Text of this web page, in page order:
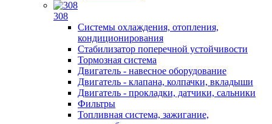
308
Системы охлаждения, отопления,
кондиционирования
Стабилизатор поперечной устойчивости
Тормозная система
Двигатель - навесное оборудование
Двигатель - клапана, колпачки, вкладыши
Двигатель - прокладки, датчики, сальники
Фильтры
Топливная система, зажигание,